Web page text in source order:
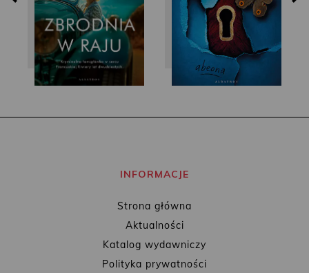
INFORMACJE
Strona główna
Aktualności
Katalog wydawniczy
Polityka prywatności